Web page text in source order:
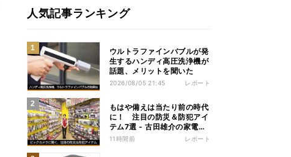
人気記事ランキング
ウルトラファインバブルが発
生するハンディ高圧洗浄機が
話題、メリットを聞いた
2026/08/05 21:45 レポート
もはや備えは当たり前の時代
に！ 注目の防災＆防犯アイ
テム7選 - 古田雄介の家電ト
レンド通信
11時間前 レポート